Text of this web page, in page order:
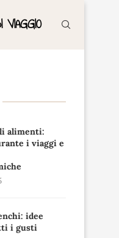
VIAGGIO
alimenti:
i viaggi e
idee
i gusti